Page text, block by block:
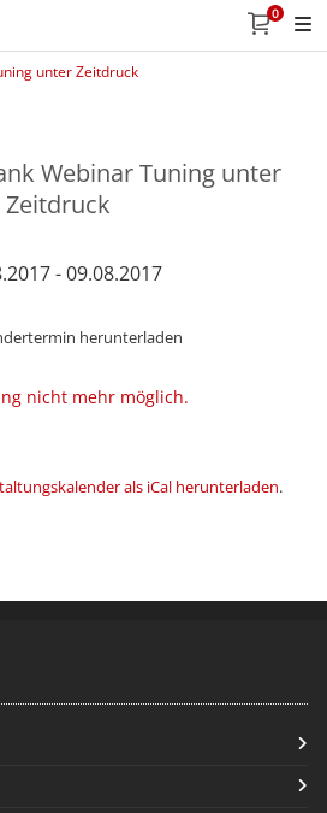
0
unter Zeitdruck
Webinar Tuning unter
Zeitdruck
- 09.08.2017
herunterladen
nicht mehr möglich.
als iCal herunterladen.